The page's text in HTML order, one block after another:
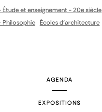
et enseignement - 20e siècle
Écoles d'architecture
AGENDA
EXPOSITIONS